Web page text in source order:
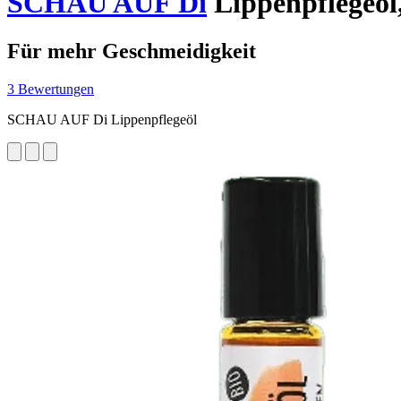
Für mehr Geschmeidigkeit
3 Bewertungen
SCHAU AUF Di Lippenpflegeöl